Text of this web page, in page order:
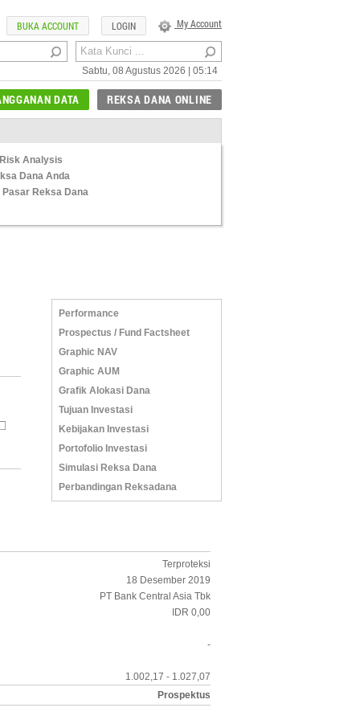
Sabtu, 08 Agustus 2026 | 05:14
My Account
LOGIN
BUKA ACCOUNT
REKSA DANA ONLINE
DATA
Analysis
Dana Anda
Pasar Reksa Dana
Performance
Prospectus / Fund Factsheet
Graphic NAV
Graphic AUM
Grafik Alokasi Dana
Tujuan Investasi
Kebijakan Investasi
Portofolio Investasi
Simulasi Reksa Dana
Perbandingan Reksadana
Terproteksi
18 Desember 2019
PT Bank Central Asia Tbk
IDR 0,00
-
1.002,17 - 1.027,07
Prospektus